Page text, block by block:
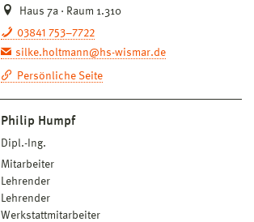
Haus 7a · Raum 1.310
03841 753–7722
silke.holtmann@hs-wismar.de
Persönliche Seite
Philip Humpf
Dipl.-Ing.
Mitarbeiter
Lehrender
Lehrender
Werkstattmitarbeiter